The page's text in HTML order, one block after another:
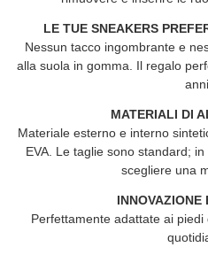
LE TUE SNEAKERS
Nessun tacco ingombrante e
alla suola in gomma. Il regalo
anni.
MATERIALI DI
Materiale esterno e interno
EVA. Le taglie sono standard;
scegliere una
INNOVAZIONE
Perfettamente adattate ai piedi